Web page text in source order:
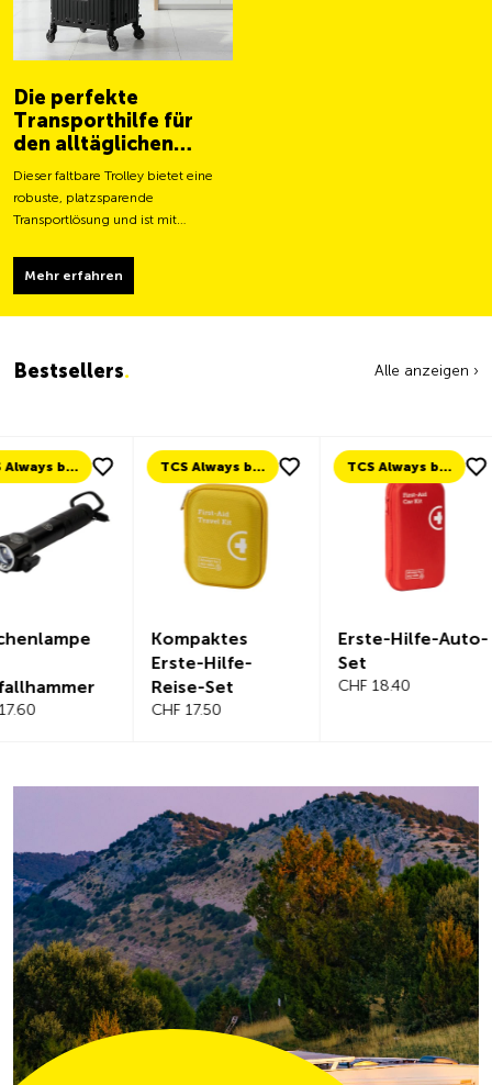
Die perfekte
Transporthilfe für
den alltäglichen
Gebrauch
Dieser faltbare Trolley bietet eine
robuste, platzsparende
Transportlösung und ist mit
Tragfähigkeit ausgestattet.
Mehr erfahren
Bestsellers. Alle anzeigen ›
TCS Always by my side
Kompaktes
Reise-Set
CHF 17.50
TCS Always by my side
Erste-Hilfe-Auto-
Set
CHF 18.40